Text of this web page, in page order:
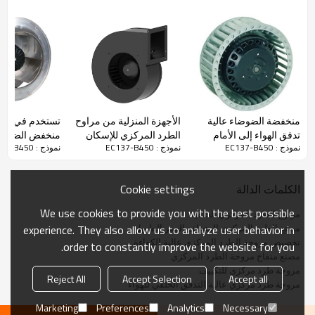
وسهولة التركيب. تستخدم المنتجات على نطاق واسع في تنقية الهواء.
معايير الأداء
منخفضة الضوضاء عالية
تدفق الهواء إلى الأمام
مروحة الطرد المركزي
نموذج : EC137-B450
الأجهزة المنزلية من مراوح
الطرد المركزي للإسكان
Φ133 Custome
نموذج : EC137-B450
تستخدم في
منخفض
تدفق الهواء
نموذج : EC137-B450
الكلمات الدالة
مراوح الطرد المركزي الخلفية
مصنع الطرد المركزي المتخلف العمر الطويل
تخصيص مروحة الطرد المركزي عالية الكفاءة
مصنع منفاخ مروحة الطرد المركزي
مروحة طرد مركزي للتكييف
مروحة طرد مركزي عالية التدفق الخلفي للهواء
Cookie settings
We use cookies to provide you with the best possible
experience. They also allow us to analyze user behavior in
order to constantly improve the website for you.
Accept all
Accept Selection
Reject All
Necessary
Analytics
Preferences
Marketing